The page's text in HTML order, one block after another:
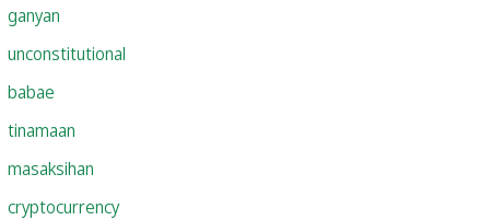
ganyan
unconstitutional
babae
tinamaan
masaksihan
cryptocurrency